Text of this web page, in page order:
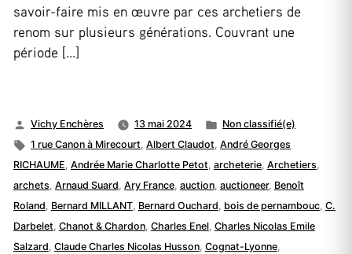
savoir-faire mis en œuvre par ces archetiers de
renom sur plusieurs générations. Couvrant une
période […]
Publié
par
Vichy Enchères 13 mai 2024
Publié
dans
Non classifié(e)
Étiquettes :
1 rue Canon à Mirecourt,Albert Claudot,André Georges
RICHAUME, Andrée Marie Charlotte Petot, archeterie, Archetiers,
archets, Arnaud Suard, Ary France, auction, auctioneer, Benoît
Roland, Bernard MILLANT, Bernard Ouchard, bois de pernambouc, C.
Darbelet, Chanot & Chardon, Charles Enel, Charles Nicolas Emile
Salzard, Claude Charles Nicolas Husson, Cognat-Lyonne,